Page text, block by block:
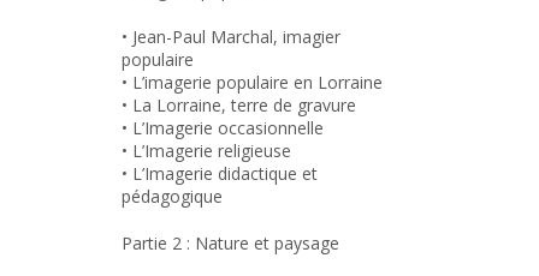
• Jean-Paul Marchal, imagier
populaire
• L’imagerie populaire en Lorraine
• La Lorraine, terre de gravure
• L’Imagerie occasionnelle
• L’Imagerie religieuse
• L’Imagerie didactique et
pédagogique
Partie 2 : Nature et paysage